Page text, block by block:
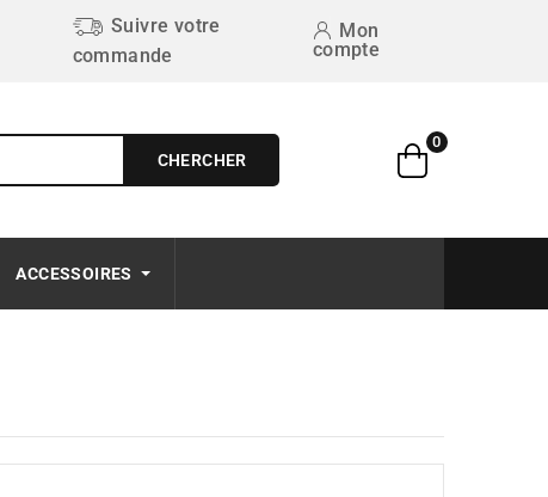
Suivre votre
commande
Mon
compte
CHERCHER
0
ACCESSOIRES